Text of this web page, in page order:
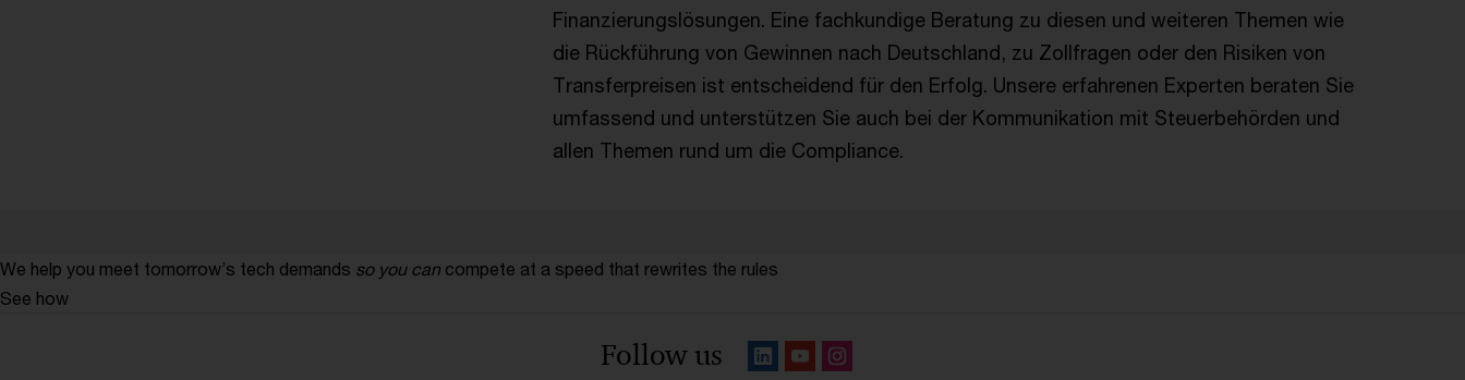
Finanzierungslösungen. Eine fachkundige Beratung zu diesen und weiteren Themen wie
die Rückführung von Gewinnen nach Deutschland, zu Zollfragen oder den Risiken von
Transferpreisen ist entscheidend für den Erfolg. Unsere erfahrenen Experten beraten Sie
umfassend und unterstützen Sie auch bei der Kommunikation mit Steuerbehörden und
allen Themen rund um die Compliance.
We help you meet tomorrow’s tech demands so you can compete at a speed that rewrites the rules
See how
Follow us